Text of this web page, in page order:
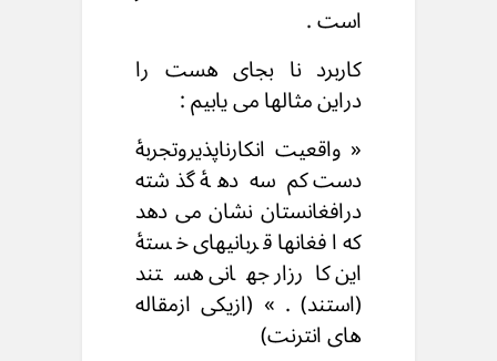
است .
کاربرد نا بجای هست را
دراین مثالها می یابیم :
« واقعیت انکارناپذیروتجربۀ
دست کم سه دهۀ گذشته
درافغانستان نشان می دهد
که افغانها قربانیهای خستۀ
این کارزار جهانی هستند
(استند) . » (ازیکی ازمقاله
های انترنت)